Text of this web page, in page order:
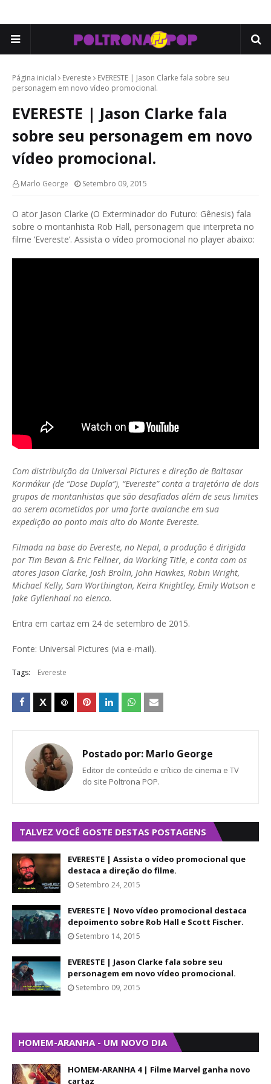
Página inicial Evereste
EVERESTE | Jason Clarke fala sobre seu
personagem em novo vídeo promocional.
EVERESTE | Jason Clarke fala
sobre seu personagem em novo
vídeo promocional.
Marlo George Setembro 09, 2015
O ator Jason Clarke (O Exterminador do Futuro: Gênesis) fala
sobre o montanhista Rob Hall, personagem que interpreta no
filme ‘Evereste’. Assista o vídeo promocional no player abaixo:
Com distribuição da Universal Pictures e direção de Baltasar
Kormákur (de “Dose Dupla”), “Evereste” conta a trajetória de dois
grupos de montanhistas que são desafiados além de seus limites
ao serem acometidos por uma forte avalanche em sua
expedição ao ponto mais alto do Monte Evereste.
Filmada na base do Evereste, no Nepal, a produção é dirigida
por Tim Bevan & Eric Fellner, da Working Title, e conta com os
atores Jason Clarke, Josh Brolin, John Hawkes, Robin Wright,
Michael Kelly, Sam Worthington, Keira Knightley, Emily Watson e
Jake Gyllenhaal no elenco.
Entra em cartaz em 24 de setembro de 2015.
Fonte: Universal Pictures (via e-mail).
Tags: Evereste
Postado por: Marlo George
Editor de conteúdo e crítico de cinema e TV
do site Poltrona POP.
TALVEZ VOCÊ GOSTE DESTAS POSTAGENS
EVERESTE | Assista o vídeo promocional que
destaca a direção do filme.
Setembro 24, 2015
EVERESTE | Novo vídeo promocional destaca
depoimento sobre Rob Hall e Scott Fischer.
Setembro 14, 2015
EVERESTE | Jason Clarke fala sobre seu
personagem em novo vídeo promocional.
Setembro 09, 2015
HOMEM-ARANHA - UM NOVO DIA
HOMEM-ARANHA 4 | Filme Marvel ganha novo
cartaz